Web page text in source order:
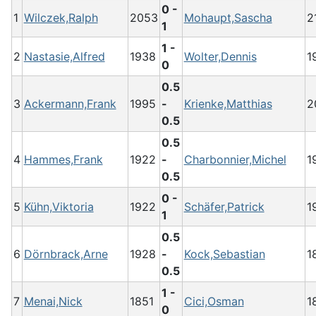
1 Wilczek,Ralph 2053
0 -
1
Mohaupt,Sascha
2 Nastasie,Alfred 1938
1 -
0
Wolter,Dennis
3 Ackermann,Frank 1995
0.5
-
0.5
Krienke,Matthias
4 Hammes,Frank 1922
0.5
-
0.5
Charbonnier,Michel
5 Kühn,Viktoria 1922
0 -
1
Schäfer,Patrick
6 Dörnbrack,Arne 1928
0.5
-
0.5
Kock,Sebastian
7 Menai,Nick 1851
1 -
0
Cici,Osman